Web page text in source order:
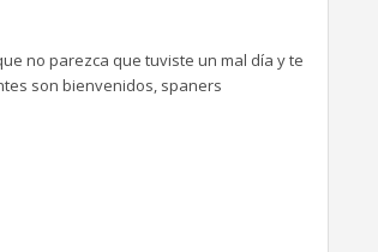
no parezca que tuviste un mal día y te
son bienvenidos, spaners